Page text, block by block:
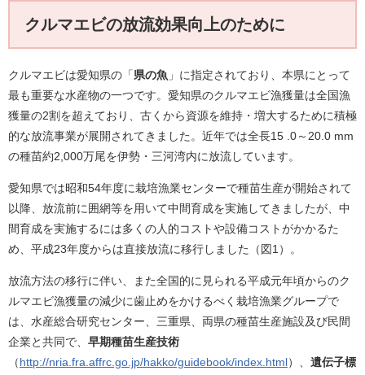
クルマエビの放流効果向上のために
クルマエビは愛知県の「県の魚 」に指定されており、本県にとって
最も重要な水産物の一つです。愛知県のクルマエビ漁獲量は全国漁
獲量の2割を超えており、古くから資源を維持・増大するために積極
的な放流事業が展開されてきました。近年では全長15 .0～20.0 mm
の種苗約2,000万尾を伊勢・三河湾内に放流しています。
愛知県では昭和54年度に栽培漁業センターで種苗生産が開始されて
以降、放流前に囲網等を用いて中間育成を実施してきましたが、中
間育成を実施するには多くの人的コストや設備コストがかかるた
め、平成23年度からは直接放流に移行しました（図1）。
放流方法の移行に伴い、また全国的に見られる平成元年頃からのク
ルマエビ漁獲量の減少に歯止めをかけるべく栽培漁業グループで
は、水産総合研究センター、三重県、両県の種苗生産施設及び民間
企業と共同で、 早期種苗生産技術
（http://nria.fra.affrc.go.jp/hakko/guidebook/index.html）、 遺伝子標